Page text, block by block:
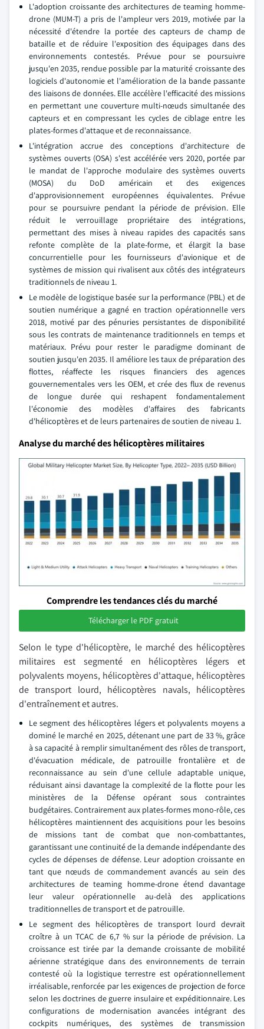
L'adoption croissante des architectures de teaming homme-
drone (MUM-T) a pris de l'ampleur vers 2019, motivée par la
nécessité d'étendre la portée des capteurs de champ de
bataille et de réduire l'exposition des équipages dans des
environnements contestés. Prévue pour se poursuivre
jusqu'en 2035, rendue possible par la maturité croissante des
logiciels d'autonomie et l'amélioration de la bande passante
des liaisons de données. Elle accélère l'efficacité des missions
en permettant une couverture multi-nœuds simultanée des
capteurs et en compressant les cycles de ciblage entre les
plates-formes d'attaque et de reconnaissance.
L'intégration accrue des conceptions d'architecture de
systèmes ouverts (OSA) s'est accélérée vers 2020, portée par
le mandat de l'approche modulaire des systèmes ouverts
(MOSA) du DoD américain et des exigences
d'approvisionnement européennes équivalentes. Prévue
pour se poursuivre pendant la période de prévision. Elle
réduit le verrouillage propriétaire des intégrations,
permettant des mises à niveau rapides des capacités sans
refonte complète de la plate-forme, et élargit la base
concurrentielle pour les fournisseurs d'avionique et de
systèmes de mission qui rivalisent aux côtés des intégrateurs
traditionnels de niveau 1.
Le modèle de logistique basée sur la performance (PBL) et de
soutien numérique a gagné en traction opérationnelle vers
2018, motivé par des pénuries persistantes de disponibilité
sous les contrats de maintenance traditionnels en temps et
matériaux. Prévu pour rester le paradigme dominant de
soutien jusqu'en 2035. Il améliore les taux de préparation des
flottes, réaffecte les risques financiers des agences
gouvernementales vers les OEM, et crée des flux de revenus
de longue durée qui reshapent fondamentalement
l'économie des modèles d'affaires des fabricants
d'hélicoptères et de leurs partenaires de soutien de niveau 1.
Analyse du marché des hélicoptères militaires
Comprendre les tendances clés du marché
Télécharger le PDF gratuit
Selon le type d'hélicoptère, le marché des hélicoptères
militaires est segmenté en hélicoptères légers et
polyvalents moyens, hélicoptères d'attaque, hélicoptères
de transport lourd, hélicoptères navals, hélicoptères
d'entraînement et autres.
Le segment des hélicoptères légers et polyvalents moyens a
dominé le marché en 2025, détenant une part de 33 %, grâce
à sa capacité à remplir simultanément des rôles de transport,
d'évacuation médicale, de patrouille frontalière et de
reconnaissance au sein d'une cellule adaptable unique,
réduisant ainsi davantage la complexité de la flotte pour les
ministères de la Défense opérant sous contraintes
budgétaires. Contrairement aux plates-formes mono-rôle, ces
hélicoptères maintiennent des acquisitions pour les besoins
de missions tant de combat que non-combattantes,
garantissant une continuité de la demande indépendante des
cycles de dépenses de défense. Leur adoption croissante en
tant que nœuds de commandement avancés au sein des
architectures de teaming homme-drone étend davantage
leur valeur opérationnelle au-delà des applications
traditionnelles de transport et de patrouille.
Le segment des hélicoptères de transport lourd devrait
croître à un TCAC de 6,7 % sur la période de prévision. La
croissance est tirée par la demande croissante de mobilité
aérienne stratégique dans des environnements de terrain
contesté où la logistique terrestre est opérationnellement
irréalisable, renforcée par les exigences de projection de force
selon les doctrines de guerre insulaire et expéditionnaire. Les
configurations de modernisation avancées intégrant des
cockpits numériques, des systèmes de transmission